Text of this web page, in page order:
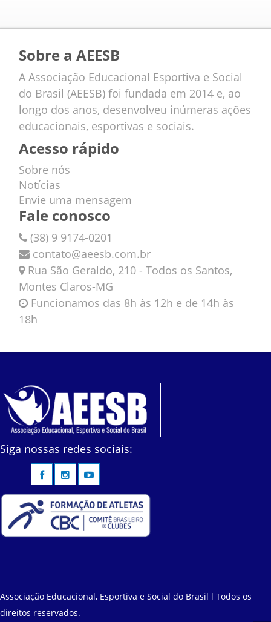
Sobre a AEESB
A Associação Educacional Esportiva e Social
do Brasil (AEESB) foi fundada em 2014 e, ao
longo dos anos, desenvolveu inúmeras ações
educacionais, esportivas e sociais.
Acesso rápido
Sobre nós
Notícias
Envie uma mensagem
Fale conosco
(38) 9 9174-0201
contato@aeesb.com.br
Rua São Geraldo, 210 - Todos os Santos,
Montes Claros-MG
Funcionamos das 8h às 12h e de 14h às
18h
Siga nossas redes sociais:
Associação Educacional, Esportiva e Social do Brasil l Todos os
direitos reservados.